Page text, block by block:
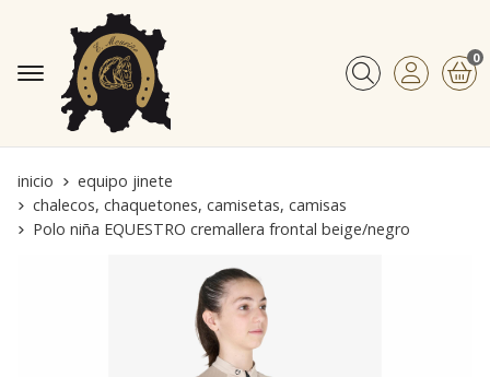
Buscar
0
inicio
equipo jinete
chalecos, chaquetones, camisetas, camisas
Polo niña EQUESTRO cremallera frontal beige/negro